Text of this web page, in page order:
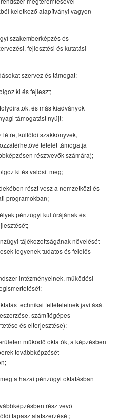
keletkező alapítványi vagyon
szakemberképzés és
fejlesztési és kutatási
szervez és támogat;
ki és fejleszt;
és más kiadványok
támogatást nyújt;
külföldi szakkönyvek,
tételét támogatja
résztvevők számára);
ki és valósít meg;
részt vesz a nemzetközi és
programokban;
pénzügyi kultúrájának és
tájékozottságának növelését
legyenek tudatos és felelős
intézményeinek, működési
technikai feltételeinek javítását
számítógépes
és elterjesztése);
működő oktatók, a képzésben
továbbképzését
a hazai pénzügyi oktatásban
résztvevő
tapasztalatszerzését;